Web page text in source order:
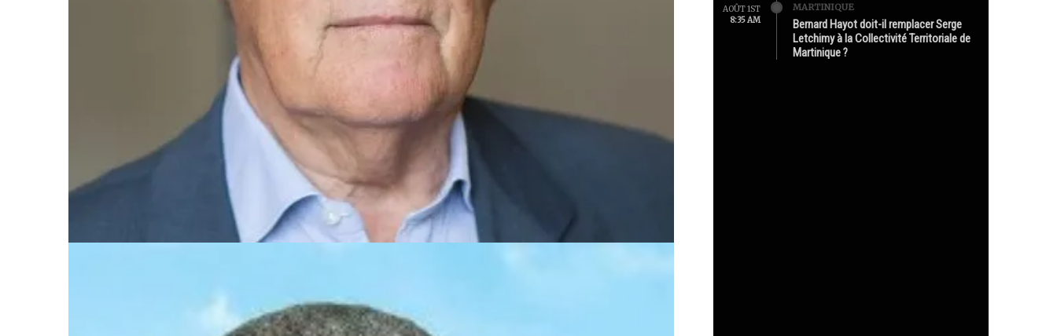
AOÛT 1ST
8:35 AM
MARTINIQUE
Bernard Hayot doit-il remplacer Serge
Letchimy à la Collectivité Territoriale de
Martinique ?